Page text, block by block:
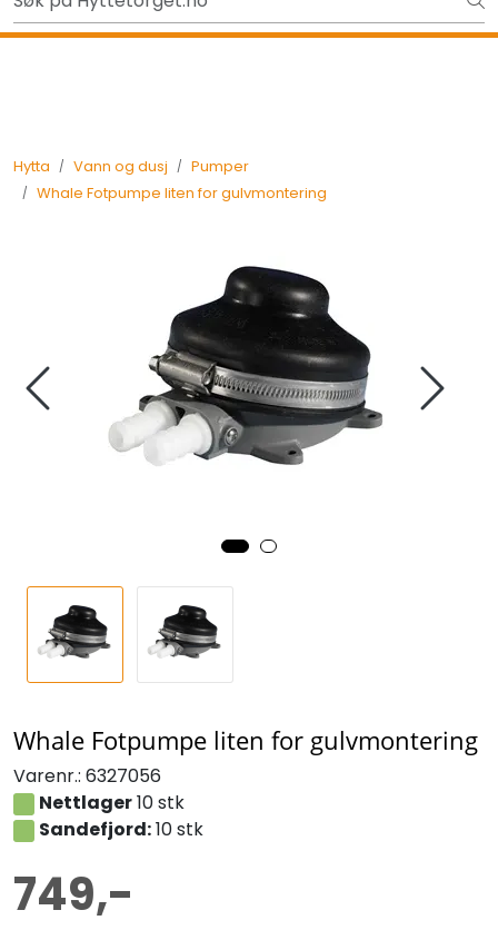
Skip to main contentGavekort - Gaven som ALLTID funker!
Hytta Vann og dusj
Pumper
Whale Fotpumpe liten for gulvmontering
Whale Fotpumpe liten for gulvmontering
Varenr.: 6327056
Nettlager10 stk
Sandefjord:10 stk
749,-
Tilbake